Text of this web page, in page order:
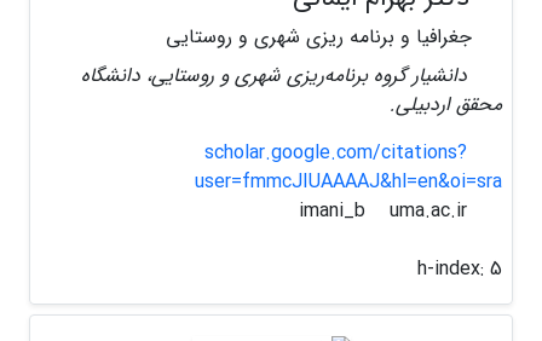
جغرافیا و برنامه ریزی شهری و روستایی
دانشیار گروه برنامه‌ریزی شهری و روستایی، دانشگاه
محقق اردبیلی.
scholar.google.com/citations?
user=fmmcJIUAAAAJ&hl=en&oi=sra
uma.ac.ir
h-index: 5